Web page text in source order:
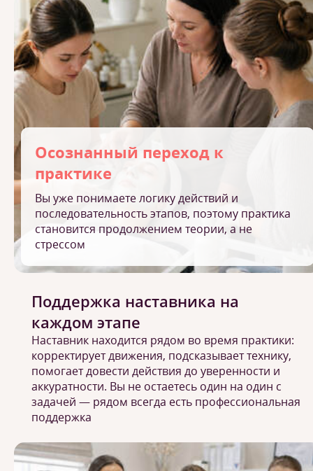
Осознанный переход к
практике
Вы уже понимаете логику действий и
последовательность этапов, поэтому практика
становится продолжением теории, а не
стрессом
Поддержка наставника на
каждом этапе
Наставник находится рядом во время практики:
корректирует движения, подсказывает технику,
помогает довести действия до уверенности и
аккуратности. Вы не остаетесь один на один с
задачей — рядом всегда есть профессиональная
поддержка